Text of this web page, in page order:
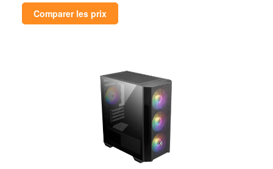
Comparer les prix